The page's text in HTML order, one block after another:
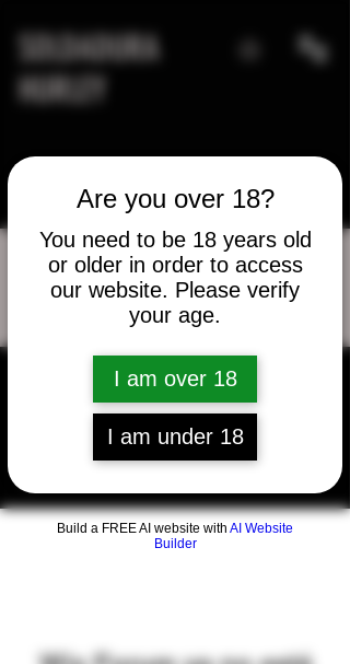
Are you over 18?
You need to be 18 years old
or older in order to access
our website. Please verify
your age.
I am over 18
I am under 18
Build a FREE AI website with AI Website
Builder
SOLDADURA
HURLEY
bass8585
Mensaje
bass8585